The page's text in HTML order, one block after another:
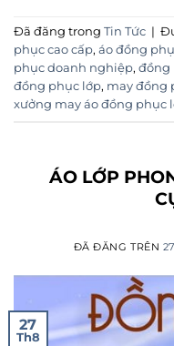
Đã đăng trong Tin Tức |
phục cao cấp, áo đồng
phục doanh nghiệp, đồng
đồng phục lớp, may đồng
xưởng may áo đồng phục
ÁO LỚP
ĐÃ ĐĂNG TRÊN
27
Th8